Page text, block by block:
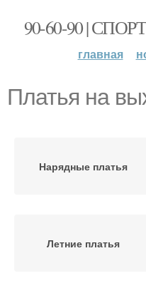
90-60-90 |
главная
Платья на
Нарядные платья
Летние платья